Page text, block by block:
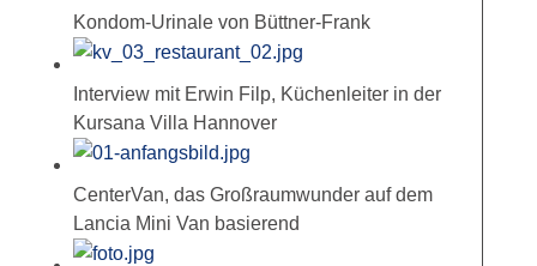
Kondom-Urinale von Büttner-Frank
Interview mit Erwin Filp, Küchenleiter in der
Kursana Villa Hannover
CenterVan, das Großraumwunder auf dem
Lancia Mini Van basierend